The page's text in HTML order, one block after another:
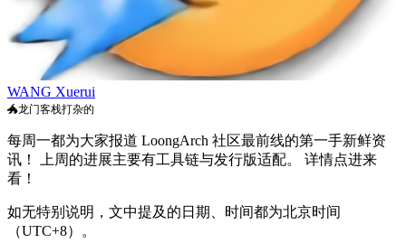
WANG Xuerui
🐲龙门客栈打杂的
每周一都为大家报道 LoongArch 社区最前线的第一手新鲜资
讯！ 上周的进展主要有工具链与发行版适配。 详情点进来
看！
如无特别说明，文中提及的日期、时间都为北京时间
（UTC+8）。